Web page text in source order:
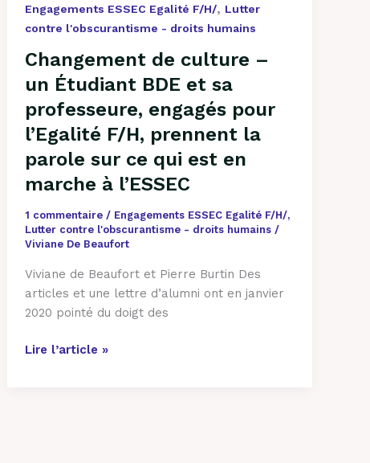
Engagements ESSEC Egalité F/H/, Lutter
contre l'obscurantisme - droits humains
Changement de culture –
un Étudiant BDE et sa
professeure, engagés pour
l’Egalité F/H, prennent la
parole sur ce qui est en
marche à l’ESSEC
1 commentaire / Engagements ESSEC Egalité F/H/,
Lutter contre l'obscurantisme - droits humains /
Viviane De Beaufort
Viviane de Beaufort et Pierre Burtin Des
articles et une lettre d’alumni ont en janvier
2020 pointé du doigt des
l’Egalité
prennent
parole
sur
ce
qui
est
en
marche
à
l’ESSEC
Lire l’article »